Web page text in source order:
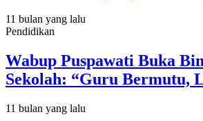
11 bulan yang lalu
Pendidikan
Wabup Puspawati Buka
Sekolah: “Guru Bermutu,
11 bulan yang lalu